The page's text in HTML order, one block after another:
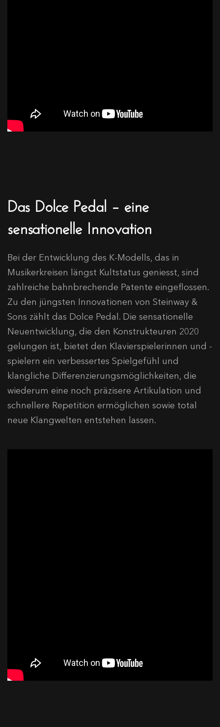
Das Dolce Pedal – eine
sensationelle Innovation
Bei der Entwicklung des K-Modells, das in
Musikerkreisen längst Kultstatus geniesst, sind
zahlreiche bahnbrechende Patente eingeflossen.
Zu den jüngsten Innovationen von Steinway &
Sons zählt das Dolce Pedal. Die sensationelle
Neuentwicklung, die den Konstrukteuren 2020
gelungen ist, bietet den Klavierspielerinnen und -
spielern ein verbessertes Spielgefühl und
klangliche Differenzierungsmöglichkeiten, die
wiederum eine noch präzisere Artikulation und
schnellere Repetition ermöglichen sowie total
neue Klangwelten entstehen lassen.